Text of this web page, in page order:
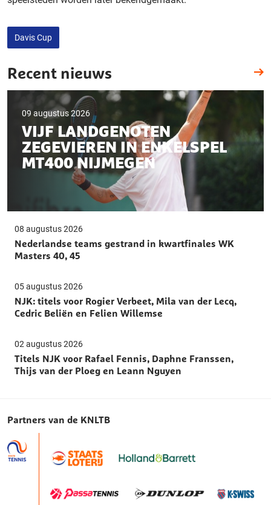
Davis Cup
Recent nieuws
09 augustus 2026
VIJF LANDGENOTEN
ZEGEVIEREN IN ENKELSPEL
MT400 NIJMEGEN
08 augustus 2026
Nederlandse teams gestrand in kwartfinales WK
Masters 40, 45
05 augustus 2026
NJK: titels voor Rogier Verbeet, Mila van der Lecq,
Cedric Beliën en Felien Willemse
02 augustus 2026
Titels NJK voor Rafael Fennis, Daphne Franssen,
Thijs van der Ploeg en Leann Nguyen
Partners van de KNLTB